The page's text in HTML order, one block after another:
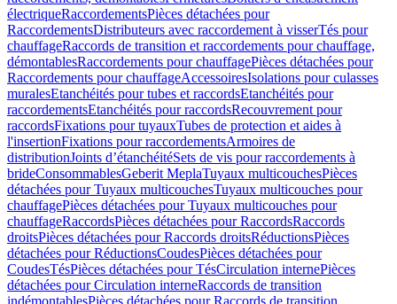
électriqueRaccordementsPièces détachées pour
RaccordementsDistributeurs avec raccordement à visserTés pour
chauffageRaccords de transition et raccordements pour chauffage,
démontablesRaccordements pour chauffagePièces détachées pour
Raccordements pour chauffageAccessoiresIsolations pour culasses
muralesEtanchéités pour tubes et raccordsEtanchéités pour
raccordementsEtanchéités pour raccordsRecouvrement pour
raccordsFixations pour tuyauxTubes de protection et aides à
l'insertionFixations pour raccordementsArmoires de
distributionJoints d’étanchéitéSets de vis pour raccordements à
brideConsommablesGeberit MeplaTuyaux multicouchesPièces
détachées pour Tuyaux multicouchesTuyaux multicouches pour
chauffagePièces détachées pour Tuyaux multicouches pour
chauffageRaccordsPièces détachées pour RaccordsRaccords
droitsPièces détachées pour Raccords droitsRéductionsPièces
détachées pour RéductionsCoudesPièces détachées pour
CoudesTésPièces détachées pour TésCirculation internePièces
détachées pour Circulation interneRaccords de transition
indémontablesPièces détachées pour Raccords de transition